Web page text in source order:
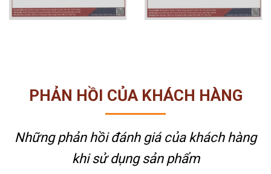
PHẢN HỒI CỦA KHÁCH HÀNG
Những phản hồi đánh giá của khách hàng
khi sử dụng sản phẩm